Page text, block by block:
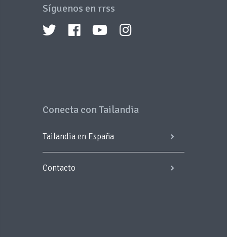
Síguenos en rrss
Conecta con Tailandia
Tailandia en España
Contacto